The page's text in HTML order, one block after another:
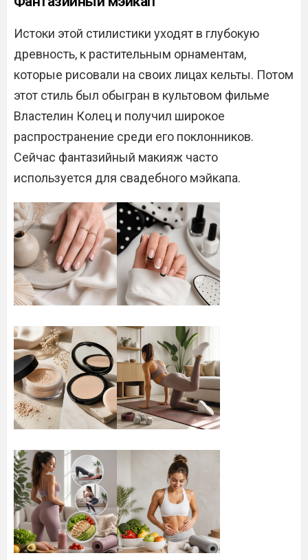
Истоки этой стилистики уходят в глубокую
древность, к растительным орнаментам,
которые рисовали на своих лицах кельты. Потом
этот стиль был обыгран в культовом фильме
Властелин Колец и получил широкое
распространение среди его поклонников.
Сейчас фантазийный макияж часто
используется для свадебного мэйкапа.